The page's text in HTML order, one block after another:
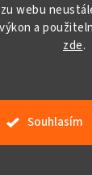
webu
a
zde.
Souhlasím
prodej
+420
+420